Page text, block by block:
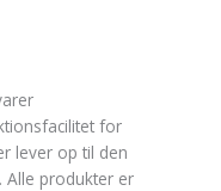
for
lever op til den
Alle produkter er